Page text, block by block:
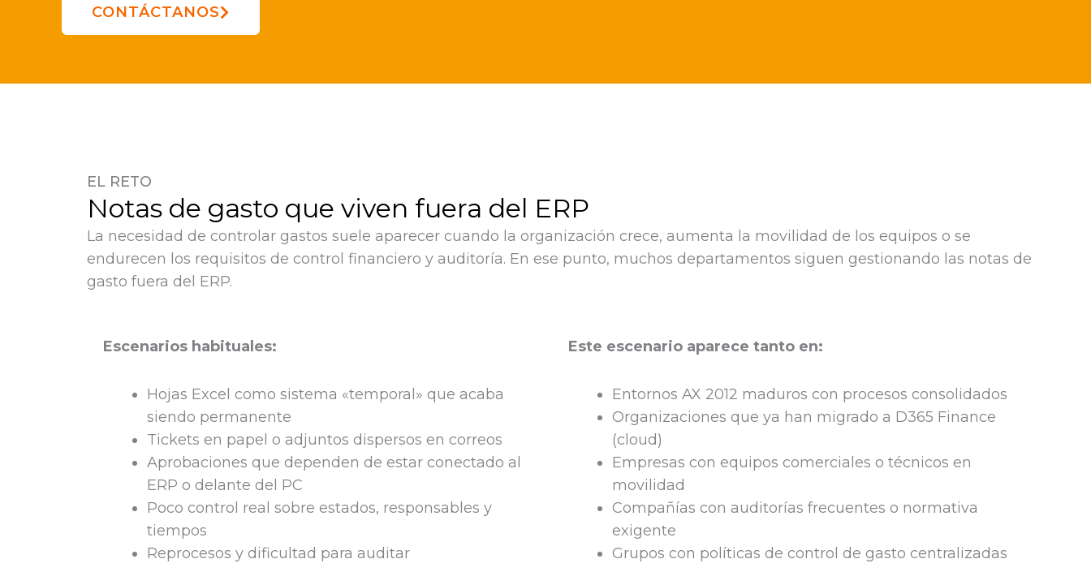
CONTÁCTANOS
EL RETO
Notas de gasto que viven fuera del ERP
La necesidad de controlar gastos suele aparecer cuando la organización crece, aumenta la movilidad de los equipos o se
endurecen los requisitos de control financiero y auditoría. En ese punto, muchos departamentos siguen gestionando las notas de
gasto fuera del ERP.
Escenarios habituales:
Hojas Excel como sistema «temporal» que acaba
siendo permanente
Tickets en papel o adjuntos dispersos en correos
Aprobaciones que dependen de estar conectado al
ERP o delante del PC
Poco control real sobre estados, responsables y
tiempos
Reprocesos y dificultad para auditar
Este escenario aparece tanto en:
Entornos AX 2012 maduros con procesos consolidados
Organizaciones que ya han migrado a D365 Finance
(cloud)
Empresas con equipos comerciales o técnicos en
movilidad
Compañías con auditorías frecuentes o normativa
exigente
Grupos con políticas de control de gasto centralizadas